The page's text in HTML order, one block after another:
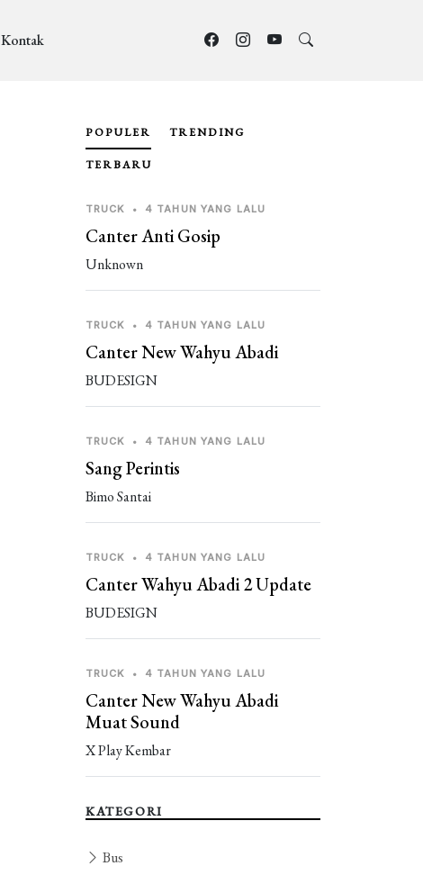
Kontak
POPULER TRENDING
TERBARU
TRUCK • 4 TAHUN YANG LALU
Canter Anti Gosip
Unknown
TRUCK • 4 TAHUN YANG LALU
Canter New Wahyu Abadi
BUDESIGN
TRUCK • 4 TAHUN YANG LALU
Sang Perintis
Bimo Santai
TRUCK • 4 TAHUN YANG LALU
Canter Wahyu Abadi 2 Update
BUDESIGN
TRUCK • 4 TAHUN YANG LALU
Canter New Wahyu Abadi
Muat Sound
X Play Kembar
KATEGORI
Bus